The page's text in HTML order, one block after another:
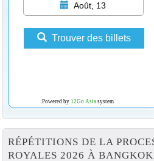
Août, 13
Trouver des billets
Powered by 12Go Asiasystem
RÉPÉTITIONS DE LA
ROYALES 2026 À BANGKOK